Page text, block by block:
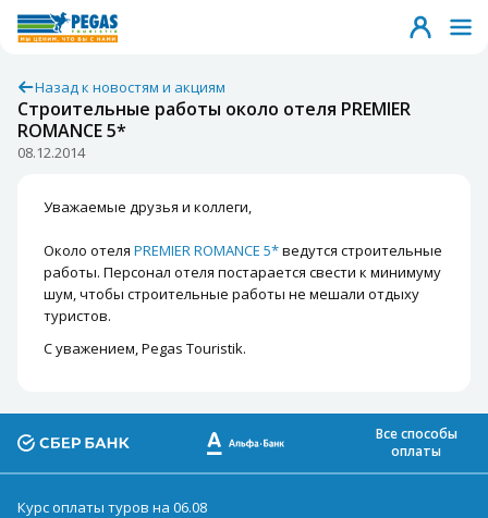
Назад к новостям и акциям
Строительные работы около отеля PREMIER
ROMANCE 5*
08.12.2014
Уважаемые друзья и коллеги,
Около отеля PREMIER ROMANCE 5*ведутся строительные
работы. Персонал отеля постарается свести к минимуму
шум, чтобы строительные работы не мешали отдыху
туристов.
С уважением, Pegas Touristik.
Все способы
оплаты
Курс оплаты туров на 06.08